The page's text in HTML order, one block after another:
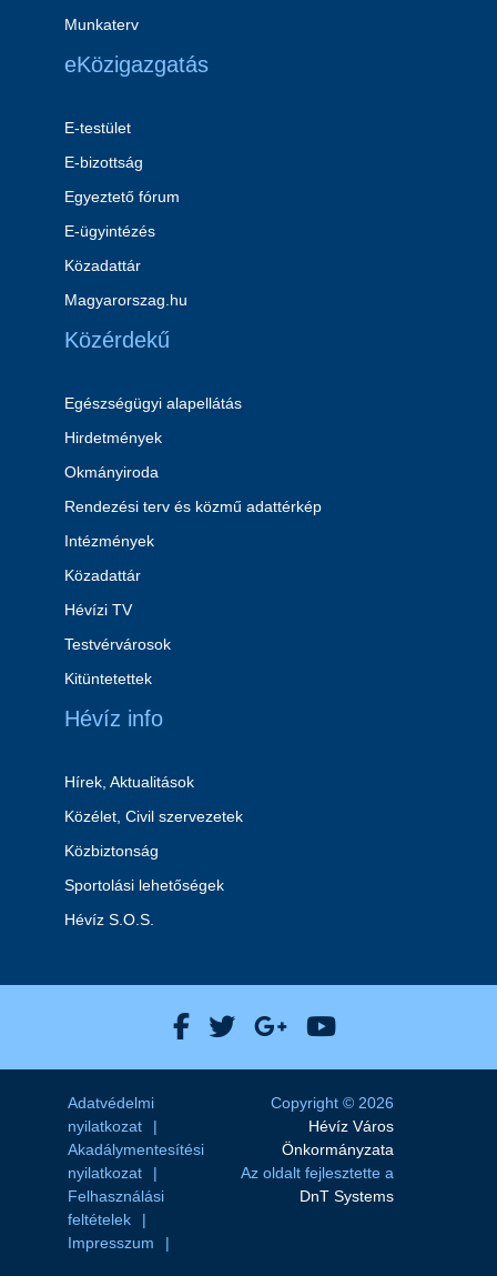
Munkaterv
eKözigazgatás
E-testület
E-bizottság
Egyeztető fórum
E-ügyintézés
Közadattár
Magyarorszag.hu
Közérdekű
Egészségügyi alapellátás
Hirdetmények
Okmányiroda
Rendezési terv és közmű adattérkép
Intézmények
Közadattár
Hévízi TV
Testvérvárosok
Kitüntetettek
Hévíz info
Hírek, Aktualitások
Közélet, Civil szervezetek
Közbiztonság
Sportolási lehetőségek
Hévíz S.O.S.
Hévíz Város Facebook
Hévíz Város X
Hévíz Város
Hévíz Város
Adatvédelmi
nyilatkozat
Akadálymentesítési
nyilatkozat
Felhasználási
feltételek
Impresszum
Copyright © 2026
Hévíz Város
Önkormányzata
Az oldalt fejlesztette a
DnT Systems